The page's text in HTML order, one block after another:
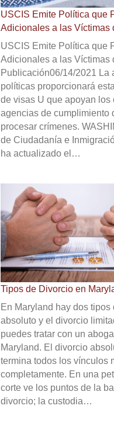
USCIS Emite Política que
Adicionales a las Víctimas
USCIS Emite Política que
Adicionales a las Víctimas
Publicación06/14/2021 La
políticas proporcionará
de visas U que apoyan los
agencias de cumplimiento
procesar crímenes.
de Ciudadanía e
ha actualizado el…
Tipos de Divorcio en
En Maryland hay dos
absoluto y el divorcio
puedes tratar con un
Maryland. El divorcio
termina todos los vínculos
completamente. En una
corte ve los puntos de la
divorcio; la custodia…